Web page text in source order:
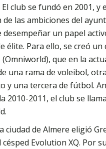
club se fundó en 2001, y
las ambiciones del
desempeñar un papel
élite. Para ello, se creó un
que en la
una rama de voleibol,
y una tercera de fútbol.
2010-2011, el club se
ciudad de Almere eligió
Evolution XQ. Por